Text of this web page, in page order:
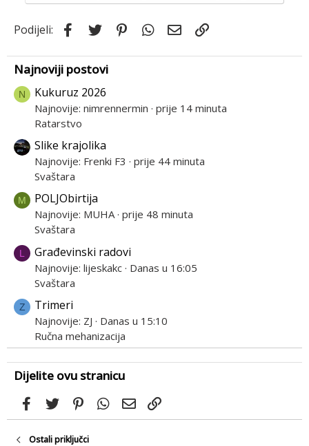
Podijeli: Facebook
Twitter PinterestWhatsApp
Email
Najnoviji postovi
N Kukuruz 2026
Najnovije: nimrennermin prije 14 minuta
Ratarstvo
Slike krajolika
Najnovije: Frenki F3
prije 44 minuta
Svaštara
M POLJObirtija
Najnovije: MUHA prije 48 minuta
Svaštara
L Građevinski radovi
Najnovije: lijeskakc Danas u 16:05
Svaštara
Z Trimeri
Najnovije: ZJ
Danas u 15:10
Ručna mehanizacija
Dijelite ovu stranicu
FacebookTwitterPinterestWhatsApp
Email
Ostali priključci